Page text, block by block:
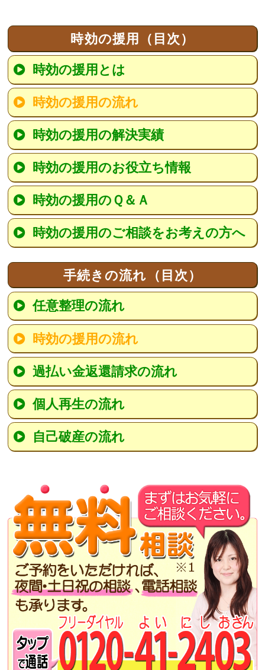
時効の援用（目次）
時効の援用とは
時効の援用の流れ
時効の援用の解決実績
時効の援用のお役立ち情報
時効の援用のＱ＆Ａ
時効の援用のご相談をお考えの方へ
手続きの流れ（目次）
任意整理の流れ
時効の援用の流れ
過払い金返還請求の流れ
個人再生の流れ
自己破産の流れ